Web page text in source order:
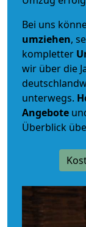
Bei uns
umziehen,
kompletter
wir über die
unterwegs.
Angebote
Überblick